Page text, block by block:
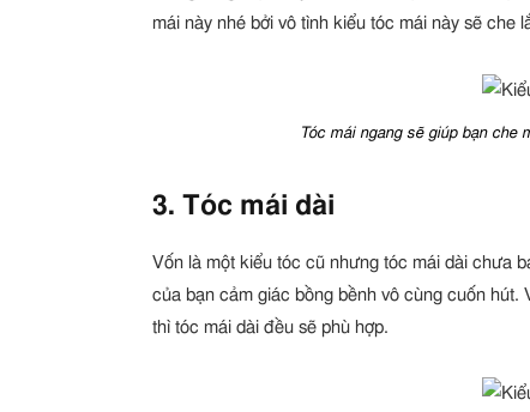
mái này nhé bởi vô tình kiểu tóc mái này sẽ che
Tóc mái ngang sẽ giúp bạn che
3. Tóc mái dài
Vốn là một kiểu tóc cũ nhưng tóc mái dài chưa
của bạn cảm giác bồng bềnh vô cùng cuốn
thì tóc mái dài đều sẽ phù hợp.